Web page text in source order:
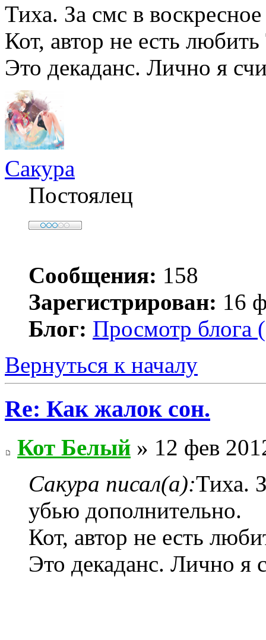
Тиха. За смс в
Кот, автор не есть
Это декаданс. Лично я
Сакура
Постоялец
Сообщения: 158
Зарегистрирован: 16
Блог: Просмотр блога
Вернуться к началу
Re: Как жалок сон.
Кот Белый » 12 фев
Сакура писал(а):Тиха.
убью дополнительно.
Кот, автор не есть
Это декаданс. Лично я